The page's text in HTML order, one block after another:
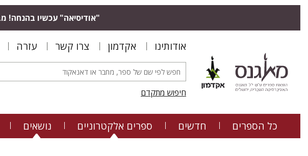
"אודיסיאה" עכשיו בהנחה!
אודותינו אקדמון צרו קשר עזרה
חיפוש מתקדם
כל הספרים חדשים ספרים אלקטרוניים נושאים